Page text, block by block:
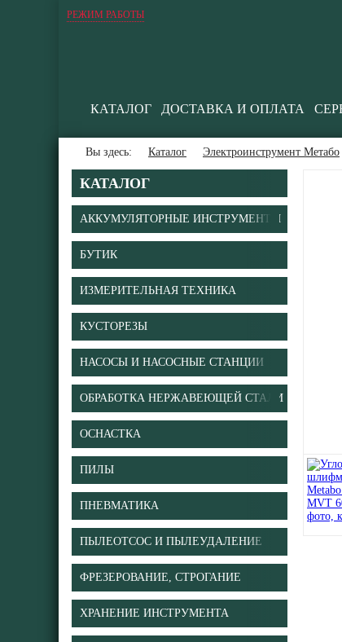
РЕЖИМ РАБОТЫ
КАТАЛОГ ДОСТАВКА И ОПЛАТА
Вы здесь: Каталог Электроинструмент Метабо
КАТАЛОГ
АККУМУЛЯТОРНЫЕ ИНСТРУМЕНТЫ
БУТИК
ИЗМЕРИТЕЛЬНАЯ ТЕХНИКА
КУСТОРЕЗЫ
НАСОСЫ И НАСОСНЫЕ СТАНЦИИ
ОБРАБОТКА НЕРЖАВЕЮЩЕЙ СТАЛИ
ОСНАСТКА
ПИЛЫ
ПНЕВМАТИКА
ПЫЛЕОТСОС И ПЫЛЕУДАЛЕНИЕ
ФРЕЗЕРОВАНИЕ, СТРОГАНИЕ
ХРАНЕНИЕ ИНСТРУМЕНТА